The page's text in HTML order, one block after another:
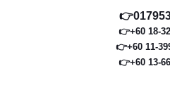
👉+60 18-
👉+60 11-
👉+60 13-